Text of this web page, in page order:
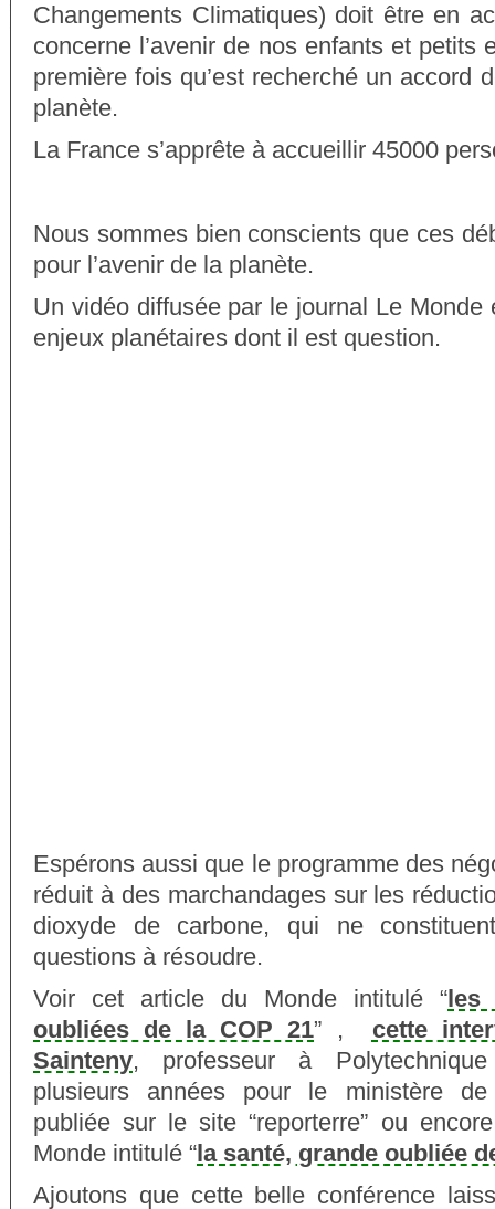
Changements Climatiques) doit être en
concerne l’avenir de nos enfants et petits
première fois qu’est recherché un accord
planète.
La France s’apprête à accueillir 45000
Nous sommes bien conscients que ces
pour l’avenir de la planète.
Un vidéo diffusée par le journal Le Monde
enjeux planétaires dont il est question.
Espérons aussi que le programme des
réduit à des marchandages sur les
dioxyde de carbone, qui ne
questions à résoudre.
Voir cet article du Monde intitulé “les
oubliées de la COP 21” , cette
Sainteny, professeur à
plusieurs années pour le ministère de
publiée sur le site “reporterre” ou
Monde intitulé “la santé, grande oubliée
Ajoutons que cette belle conférence